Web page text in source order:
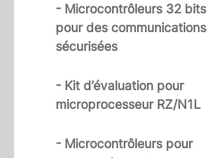
- Microcontrôleurs 32 bits
pour des communications
sécurisées
- Kit d’évaluation pour
microprocesseur RZ/N1L
- Microcontrôleurs pour